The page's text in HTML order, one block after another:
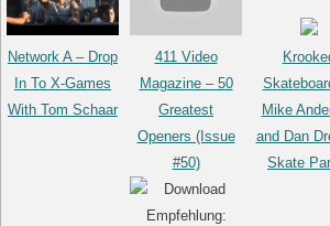
Network A – Drop
In To X-Games
With Tom Schaar
411 Video
Magazine – 50
Greatest
Openers (Issue
#50)
Mike
and Dan
Skate